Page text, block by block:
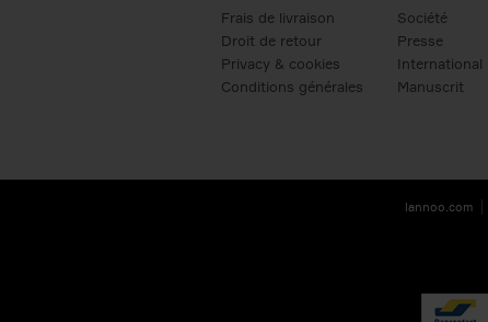
Frais de livraison
Droit de retour
Privacy & cookies
Conditions générales
Société
Presse
International
Manuscrit
lannoo.com